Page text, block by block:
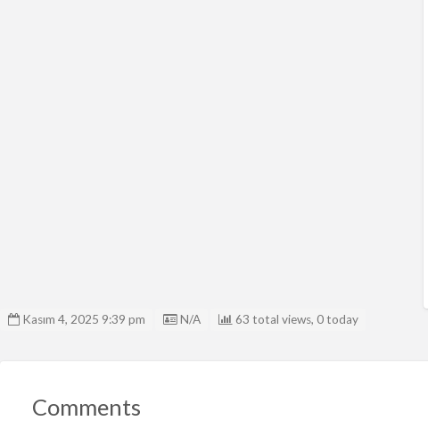
Kasım 4, 2025 9:39 pm Listing ID
N/A 63 total views, 0 today
Comments